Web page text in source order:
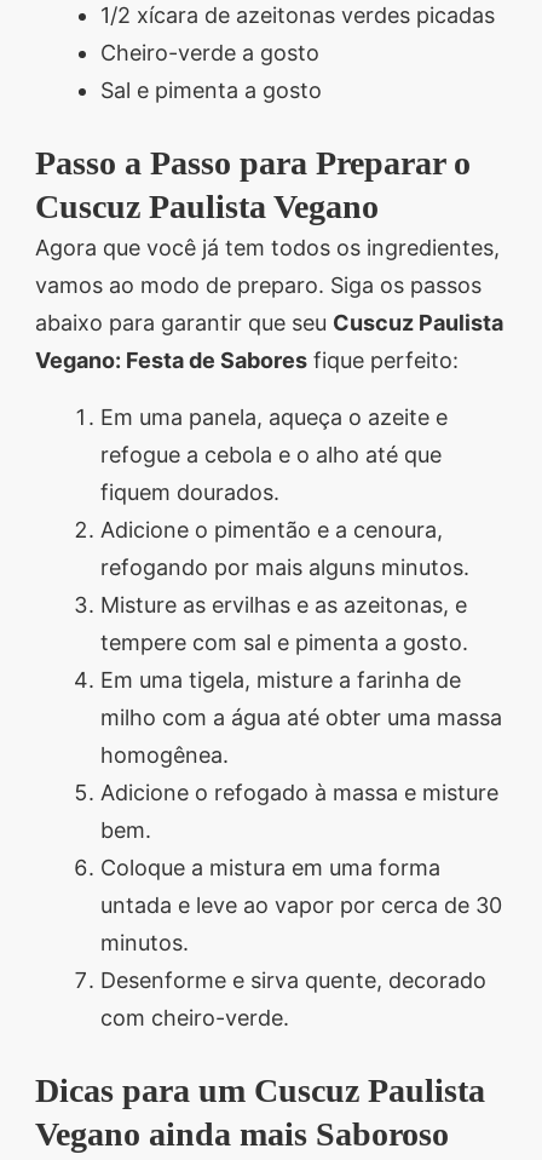
1/2 xícara de azeitonas verdes picadas
Cheiro-verde a gosto
Sal e pimenta a gosto
Passo a Passo para Preparar o
Cuscuz Paulista Vegano
Agora que você já tem todos os ingredientes,
vamos ao modo de preparo. Siga os passos
abaixo para garantir que seu Cuscuz Paulista
Vegano: Festa de Sabores fique perfeito:
Em uma panela, aqueça o azeite e
refogue a cebola e o alho até que
fiquem dourados.
Adicione o pimentão e a cenoura,
refogando por mais alguns minutos.
Misture as ervilhas e as azeitonas, e
tempere com sal e pimenta a gosto.
Em uma tigela, misture a farinha de
milho com a água até obter uma massa
homogênea.
Adicione o refogado à massa e misture
bem.
Coloque a mistura em uma forma
untada e leve ao vapor por cerca de 30
minutos.
Desenforme e sirva quente, decorado
com cheiro-verde.
Dicas para um Cuscuz Paulista
Vegano ainda mais Saboroso